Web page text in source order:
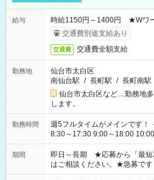
給与
時給1150円～1400円 ★Wワ
交通費別途支給あり
交通費 交通費全額支給
勤務地
仙台市太白区
南仙台駅 / 長町駅 / 長町南駅
仙台市太白区など…勤務地
します。
勤務時間
週5フルタイムがメインです！ ＜勤務時間の例＞ 8:00～17:00
8:30～17:30 9:00～18:00
その他にも勤務時間多数！
ご希望を教えてください！
期間
即日～長期 ★応募から「最短
はご相談ください。★急募です